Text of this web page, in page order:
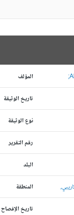
المؤلف
تاريخ الوثيقة
نوع الوثيقة
رقم التقرير
البلد
المنطقة
تاريخ الإفصاح